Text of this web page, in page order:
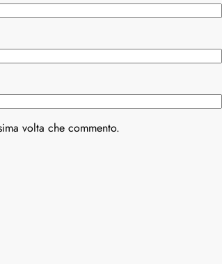
volta che commento.